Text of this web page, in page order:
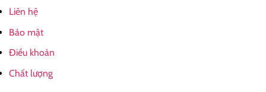
Liên hệ
Bảo mật
Điều khoản
Chất lượng